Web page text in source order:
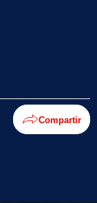
Compartir